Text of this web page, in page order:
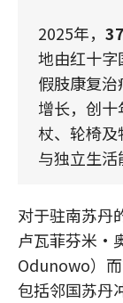
2025年，
地由红十字
假肢康复
增长，创
杖、轮椅
与独立生活
对于驻南苏丹
卢瓦菲芬米·
Odunowo）而
包括邻国苏丹